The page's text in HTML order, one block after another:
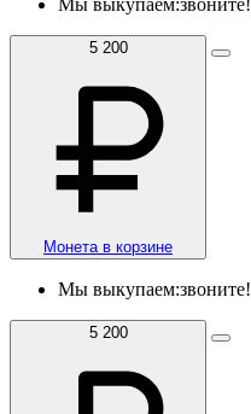
5 200
Монета в корзине
Мы выкупаем:звоните!
5 200